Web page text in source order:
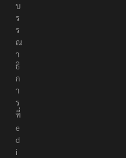
บ
ร
ร
ณ
า
ธิ
ก
า
ร
ที่
e
d
i